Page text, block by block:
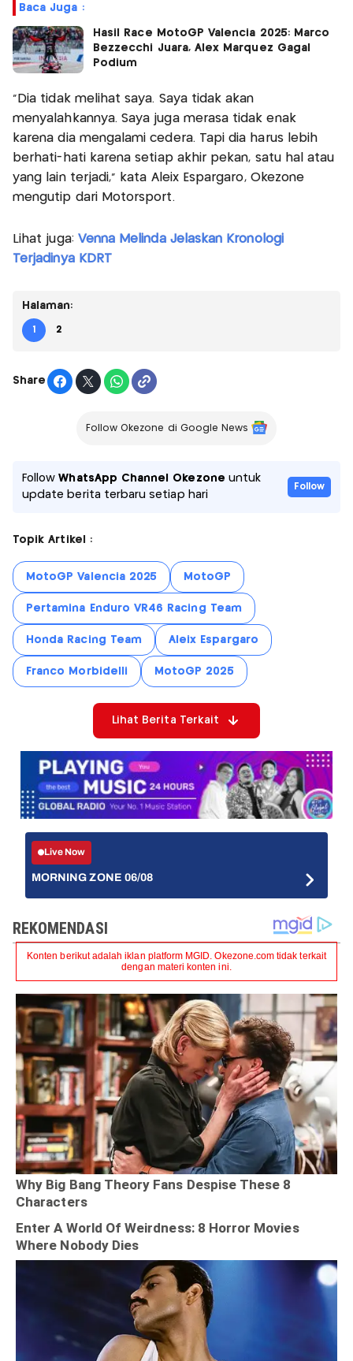
Baca Juga :
Hasil Race MotoGP Valencia 2025: Marco
Bezzecchi Juara, Alex Marquez Gagal
Podium
"Dia tidak melihat saya. Saya tidak akan
menyalahkannya. Saya juga merasa tidak enak
karena dia mengalami cedera. Tapi dia harus lebih
berhati-hati karena setiap akhir pekan, satu hal atau
yang lain terjadi," kata Aleix Espargaro, Okezone
mengutip dari Motorsport.
Lihat juga: Venna Melinda Jelaskan Kronologi
Terjadinya KDRT
Halaman:
1 2
Share
Follow Okezone di Google News
FollowWhatsApp Channel Okezone untuk
update berita terbaru setiap hari
Follow
Topik Artikel :
MotoGP Valencia 2025 MotoGP
Pertamina Enduro VR46 Racing Team
Honda Racing Team Aleix Espargaro
Franco Morbidelli MotoGP 2025
Lihat Berita Terkait
Live Now
MORNING ZONE 06/08